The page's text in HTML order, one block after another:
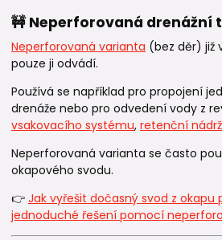
🚧 Neperforovaná drenážní
Neperforovaná varianta (bez děr) již
pouze ji odvádí.
Používá se například pro propojení
drenáže nebo pro odvedení vody z
vsakovacího systému, retenční
Neperforovaná varianta se často
okapového svodu.
👉 Jak vyřešit dočasný svod z
jednoduché řešení pomocí